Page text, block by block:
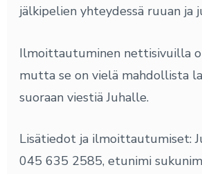
jälkipelien yhteydessä ruuan ja
Ilmoittautuminen nettisivuilla
mutta se on vielä mahdollista
suoraan viestiä Juhalle.
Lisätiedot ja ilmoittautumiset:
045 635 2585, etunimi